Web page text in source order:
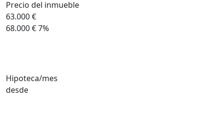
Precio del inmueble
63.000 €
68.000 €7%
Hipoteca/mes
desde